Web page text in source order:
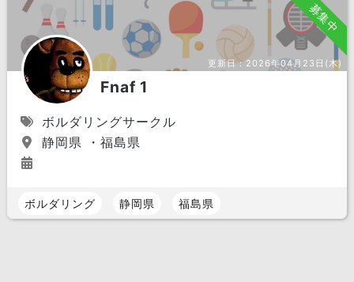
募集中
更新日：2026年04月23日(木)
Fnaf 1
ボルダリングサークル
静岡県 ・福島県
ボルダリング 静岡県 福島県